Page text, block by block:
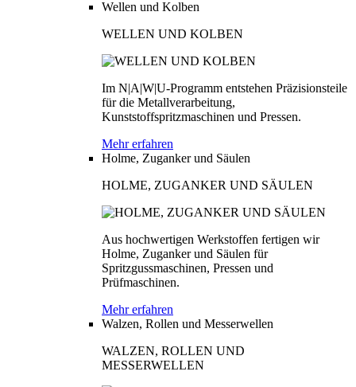
Wellen und Kolben
WELLEN UND KOLBEN
Im N|A|W|U-Programm entstehen Präzisionsteile
für die Metallverarbeitung,
Kunststoffspritzmaschinen und Pressen.
Mehr erfahren
Holme, Zuganker und Säulen
HOLME, ZUGANKER UND SÄULEN
Aus hochwertigen Werkstoffen fertigen wir
Holme, Zuganker und Säulen für
Spritzgussmaschinen, Pressen und
Prüfmaschinen.
Mehr erfahren
Walzen, Rollen und Messerwellen
WALZEN, ROLLEN UND
MESSERWELLEN